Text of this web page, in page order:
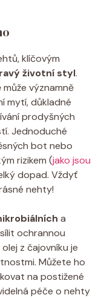
klíčovým
životní styl.
významně
mytí, důkladné
prodyšných
Jednoduché
bot nebo
rizikem (jako jsou
dopad. Vždyť
nehty!
a
ochrannou
z čajovníku je
Můžete ho
na postižené
péče o nehty